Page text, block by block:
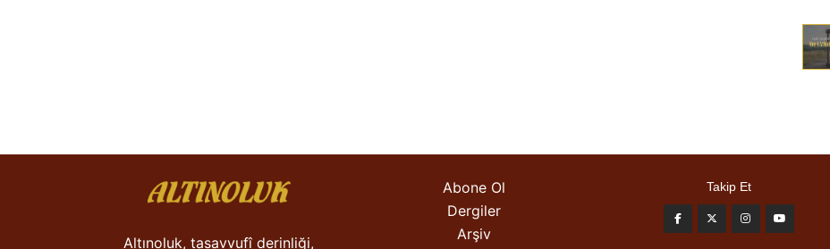
Altınoluk, tasavvufî derinliği,
Abone Ol
Dergiler
Arşiv
Takip Et